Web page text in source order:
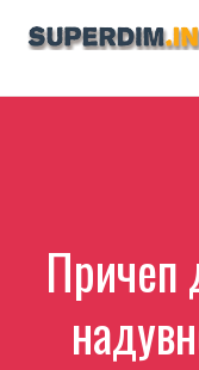
Причеп